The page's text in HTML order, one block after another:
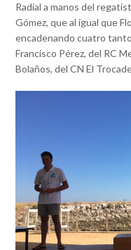
Radial a manos del
Gómez, que al igual que
encadenando cuatro
Francisco Pérez, del RC
Bolaños, del CN El